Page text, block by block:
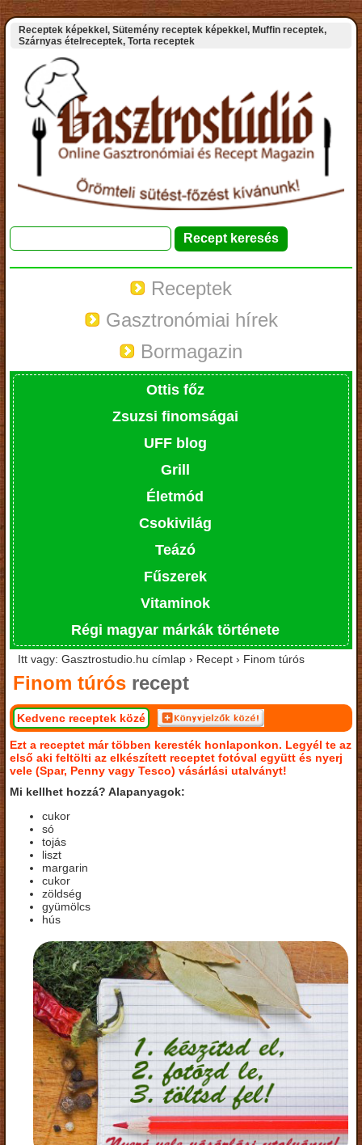
Receptek képekkel, Sütemény receptek képekkel, Muffin receptek,
Szárnyas ételreceptek, Torta receptek
Receptek
Gasztronómiai hírek
Bormagazin
Ottis főz
Zsuzsi finomságai
UFF blog
Grill
Életmód
Csokivilág
Teázó
Fűszerek
Vitaminok
Régi magyar márkák története
Itt vagy: Gasztrostudio.hu címlap › Recept › Finom túrós
Finom túrós recept
Kedvenc receptek közé
Ezt a receptet már többen keresték honlaponkon. Legyél te az
első aki feltölti az elkészített receptet fotóval együtt és nyerj
vele (Spar, Penny vagy Tesco) vásárlási utalványt!
Mi kellhet hozzá? Alapanyagok:
cukor
só
tojás
liszt
margarin
cukor
zöldség
gyümölcs
hús